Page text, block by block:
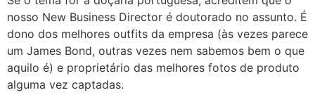
nosso New Business Director é doutorado no assunto. É
dono dos melhores outfits da empresa (às vezes parece
um James Bond, outras vezes nem sabemos bem o que
aquilo é) e proprietário das melhores fotos de produto
alguma vez captadas.